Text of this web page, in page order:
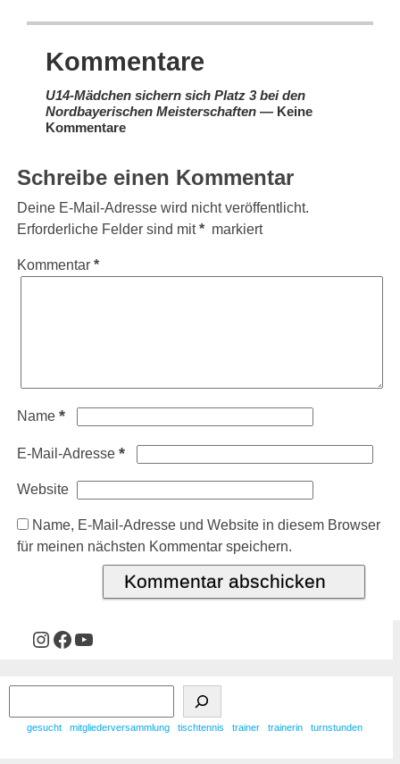
Kommentare
U14-Mädchen sichern sich Platz 3 bei den
Nordbayerischen Meisterschaften— Keine
Kommentare
Schreibe einen Kommentar
Deine E-Mail-Adresse wird nicht veröffentlicht.
Erforderliche Felder sind mit* markiert
Kommentar *
Name *
E-Mail-Adresse *
Website
Name, E-Mail-Adresse und Website in diesem Browser
für meinen nächsten Kommentar speichern.
gesucht mitgliederversammlung tischtennis trainer trainerin turnstunden